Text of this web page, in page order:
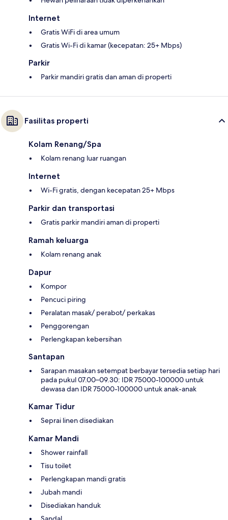
Internet
Gratis WiFi di area umum
Gratis Wi-Fi di kamar (kecepatan: 25+ Mbps)
Parkir
Parkir mandiri gratis dan aman di properti
Fasilitas properti
Kolam Renang/Spa
Kolam renang luar ruangan
Internet
Wi-Fi gratis, dengan kecepatan 25+ Mbps
Parkir dan transportasi
Gratis parkir mandiri aman di properti
Ramah keluarga
Kolam renang anak
Dapur
Kompor
Pencuci piring
Peralatan masak/ perabot/ perkakas
Penggorengan
Perlengkapan kebersihan
Santapan
Sarapan masakan setempat berbayar tersedia setiap hari
pada pukul 07.00–09.30: IDR 75000-100000 untuk
dewasa dan IDR 75000-100000 untuk anak-anak
Kamar Tidur
Seprai linen disediakan
Kamar Mandi
Shower rainfall
Tisu toilet
Perlengkapan mandi gratis
Jubah mandi
Disediakan handuk